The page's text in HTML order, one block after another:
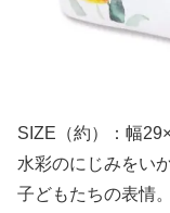
SIZE（約）：幅
水彩のにじみをい
子どもたちの表情。